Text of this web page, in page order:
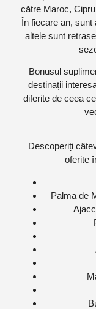
către Maroc,
În fiecare an, sunt
altele sunt
Bonusul
destinații
diferite de ceea
Descoperiți
oferite
Palma de